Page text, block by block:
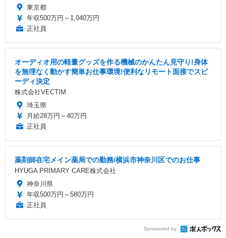
東京都
年収500万円～1,040万円
正社員
オーディオ用の軽量グッズを作る機械のかんたん見守り!身体
を無理なく動かす簡単お仕事環境!便利なリモート面接でスピ
ーディ決定
株式会社VECTIM
埼玉県
月給28万円～40万円
正社員
薬剤師在宅メイン薬局での勤務/横浜市神奈川区でのお仕事
HYUGA PRIMARY CARE株式会社
神奈川県
年収500万円～580万円
正社員
Sponsored by